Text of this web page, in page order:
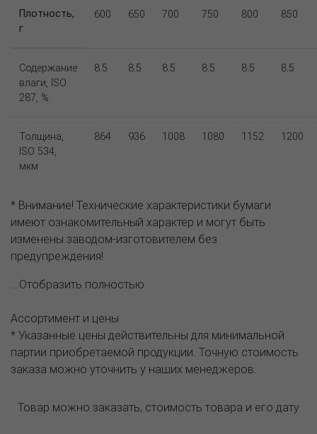
Плотность,
г
600 650 700 750 800 850
Содержание
влаги, ISO
287, %
8.5 8.5 8.5 8.5 8.5 8.5
Толщина,
ISO 534,
мкм
864 936 1008 1080 1152 1200
* Внимание! Технические характеристики бумаги
имеют ознакомительный характер и могут быть
изменены заводом-изготовителем без
предупреждения!
...Отобразить полностью
Ассортимент и цены
* Указанные цены действительны для минимальной
партии приобретаемой продукции. Точную стоимость
заказа можно уточнить у наших менеджеров.
Товар можно заказать, стоимость товара и его дату